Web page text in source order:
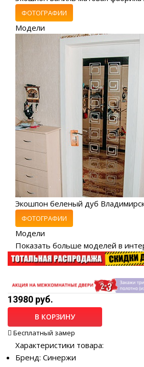
ФОТОГРАФИИ
Модели
Экошпон беленый дуб
ФОТОГРАФИИ
Модели
Показать больше моделей в
13980 руб.
В КОРЗИНУ
Бесплатный замер
Характеристики товара:
Бренд: Синержи